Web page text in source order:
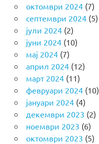
октомври 2024(7)
септември 2024(5)
јули 2024(2)
јуни 2024(10)
мај 2024(7)
април 2024(12)
март 2024(11)
февруари 2024(10)
јануари 2024(4)
декември 2023 (2)
ноември 2023 (6)
октомври 2023 (5)